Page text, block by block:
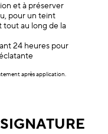
et à préserver
pour un teint
tout au long de la
24 heures pour
après application.